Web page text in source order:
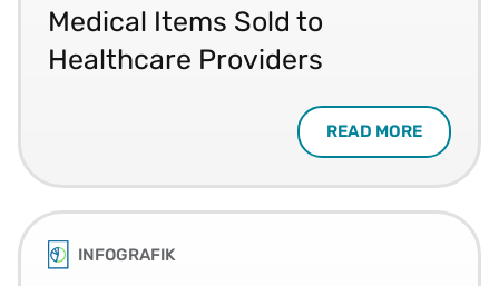
Medical Items Sold to
Healthcare Providers
READ MORE
INFOGRAFIK